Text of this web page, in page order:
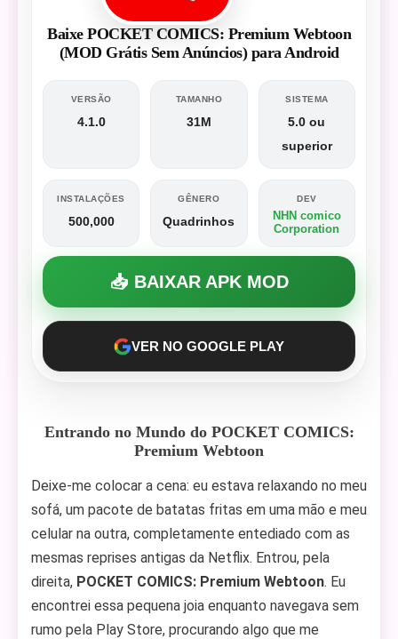
Baixe POCKET COMICS: Premium Webtoon
(MOD Grátis Sem Anúncios) para Android
VERSÃO
4.1.0
TAMANHO
31M
SISTEMA
5.0 ou
superior
INSTALAÇÕES
500,000
GÊNERO
Quadrinhos
DEV
NHN comico
Corporation
📥 BAIXAR APK MOD
VER NO GOOGLE PLAY
Entrando no Mundo do POCKET COMICS:
Premium Webtoon
Deixe-me colocar a cena: eu estava relaxando no meu
sofá, um pacote de batatas fritas em uma mão e meu
celular na outra, completamente entediado com as
mesmas reprises antigas da Netflix. Entrou, pela
direita, POCKET COMICS: Premium Webtoon. Eu
encontrei essa pequena joia enquanto navegava sem
rumo pela Play Store, procurando algo que me